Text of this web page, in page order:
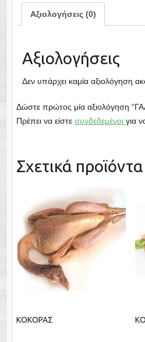
Αξιολογήσεις (0)
Αξιολογήσεις
Δεν υπάρχει καμία αξιολόγηση
Δώστε πρώτος μία αξιολόγηση
Πρέπει να είστε συνδεδεμένοι για
Σχετικά προϊόντα
ΚΟΚΟΡΑΣ